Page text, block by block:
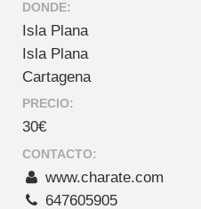
DONDE:
Isla Plana
Isla Plana
Cartagena
PRECIO:
30€
CONTACTO:
www.charate.com
647605905